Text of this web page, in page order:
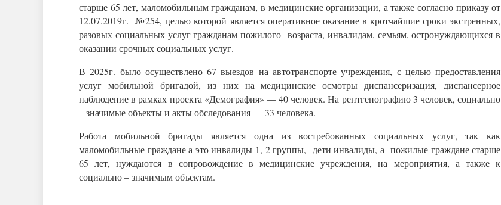
старше 65 лет, маломобильным гражданам, в медицинские организации, а также согласно приказу от
12.07.2019г. №254, целью которой является оперативное оказание в кротчайшие сроки экстренных,
разовых социальных услуг гражданам пожилого возраста, инвалидам, семьям, остронуждающихся в
оказании срочных социальных услуг.
В 2025г. было осуществлено 67 выездов на автотранспорте учреждения, с целью предоставления
услуг мобильной бригадой, из них на медицинские осмотры диспансеризация, диспансерное
наблюдение в рамках проекта «Демография» — 40 человек. На рентгенографию 3 человек, социально
– значимые объекты и акты обследования — 33 человека.
Работа мобильной бригады является одна из востребованных социальных услуг, так как
маломобильные граждане а это инвалиды 1, 2 группы, дети инвалиды, а пожилые граждане старше
65 лет, нуждаются в сопровождение в медицинские учреждения, на мероприятия, а также к
социально – значимым объектам.